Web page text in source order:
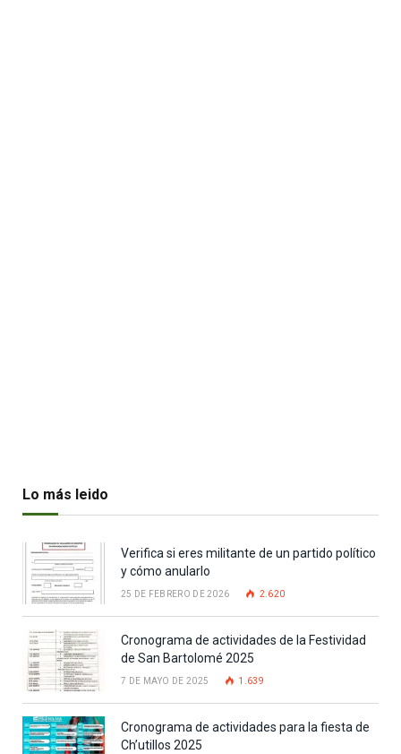
Lo más leido
Verifica si eres militante de un partido político
y cómo anularlo
25 DE FEBRERO DE 2026 2.620
Cronograma de actividades de la Festividad
de San Bartolomé 2025
7 DE MAYO DE 2025 1.639
Cronograma de actividades para la fiesta de
Ch’utillos 2025